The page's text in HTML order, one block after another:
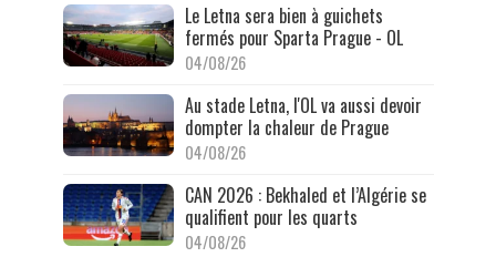
Le Letna sera bien à guichets
fermés pour Sparta Prague - OL
04/08/26
Au stade Letna, l'OL va aussi devoir
dompter la chaleur de Prague
04/08/26
CAN 2026 : Bekhaled et l’Algérie se
qualifient pour les quarts
04/08/26